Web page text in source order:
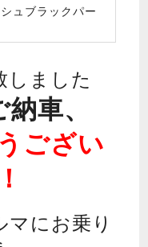
ュブラックパー
しました
車、
ござい
マにお乗り